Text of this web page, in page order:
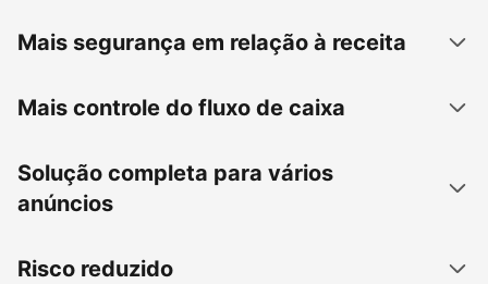
Mais segurança em relação à receita
Mais controle do fluxo de caixa
Solução completa para vários
anúncios
Risco reduzido